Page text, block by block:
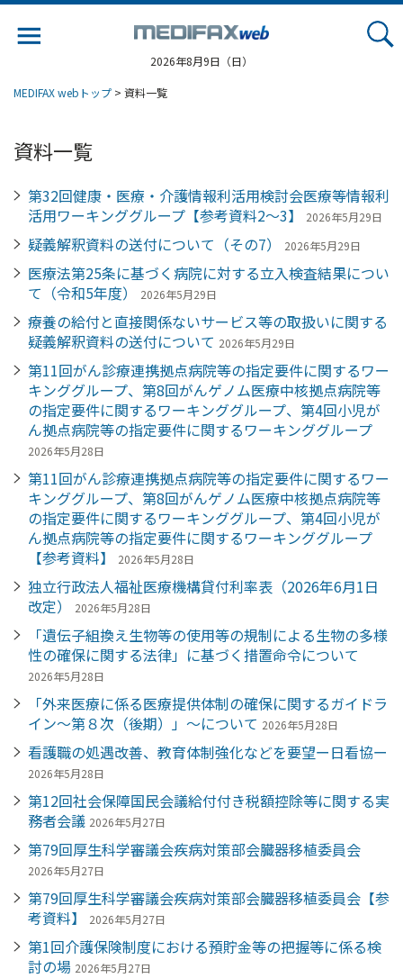
2026年8月9日（日）
MEDIFAX webトップ > 資料一覧
資料一覧
第32回健康・医療・介護情報利活用検討会医療等情報利
活用ワーキンググループ【参考資料2～3】
2026年5月29日
疑義解釈資料の送付について（その7） 2026年5月29日
医療法第25条に基づく病院に対する立入検査結果につい
て（令和5年度）
2026年5月29日
療養の給付と直接関係ないサービス等の取扱いに関する
疑義解釈資料の送付について 2026年5月29日
第11回がん診療連携拠点病院等の指定要件に関するワー
キンググループ、第8回がんゲノム医療中核拠点病院等
の指定要件に関するワーキンググループ、第4回小児が
ん拠点病院等の指定要件に関するワーキンググループ
2026年5月28日
第11回がん診療連携拠点病院等の指定要件に関するワー
キンググループ、第8回がんゲノム医療中核拠点病院等
の指定要件に関するワーキンググループ、第4回小児が
ん拠点病院等の指定要件に関するワーキンググループ
【参考資料】
2026年5月28日
独立行政法人福祉医療機構貸付利率表（2026年6月1日
改定）
2026年5月28日
「遺伝子組換え生物等の使用等の規制による生物の多様
性の確保に関する法律」に基づく措置命令について
2026年5月28日
「外来医療に係る医療提供体制の確保に関するガイドラ
イン～第８次（後期）」～について 2026年5月28日
看護職の処遇改善、教育体制強化などを要望ー日看協ー
2026年5月28日
第12回社会保障国民会議給付付き税額控除等に関する実
務者会議 2026年5月27日
第79回厚生科学審議会疾病対策部会臓器移植委員会
2026年5月27日
第79回厚生科学審議会疾病対策部会臓器移植委員会【参
考資料】
2026年5月27日
第1回介護保険制度における預貯金等の把握等に係る検
討の場 2026年5月27日